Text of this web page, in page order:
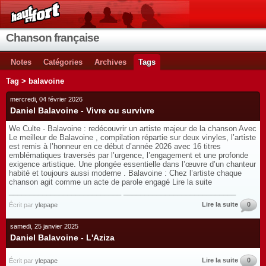
Chanson française
Notes Catégories Archives Tags
Tag > balavoine
mercredi, 04 février 2026
Daniel Balavoine - Vivre ou survivre
We Culte - Balavoine : redécouvrir un artiste majeur de la chanson Avec
Le meilleur de Balavoine , compilation répartie sur deux vinyles, l’artiste
est remis à l’honneur en ce début d’année 2026 avec 16 titres
emblématiques traversés par l’urgence, l’engagement et une profonde
exigence artistique. Une plongée essentielle dans l’œuvre d’un chanteur
habité et toujours aussi moderne . Balavoine : Chez l’artiste chaque
chanson agit comme un acte de parole engagé Lire la suite
Écrit par ylepape Lire la suite 0
samedi, 25 janvier 2025
Daniel Balavoine - L'Aziza
Écrit par ylepape Lire la suite 0